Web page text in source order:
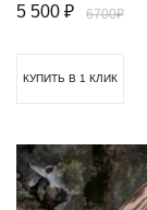
5 500 ₽ 6700₽
КУПИТЬ В 1 КЛИК